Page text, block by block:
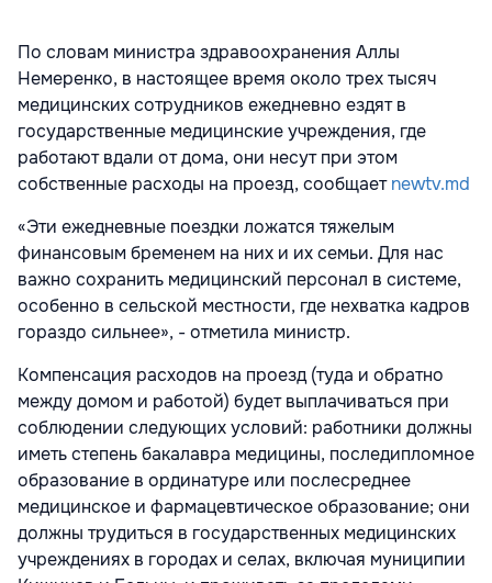
По словам министра здравоохранения Аллы
Немеренко, в настоящее время около трех тысяч
медицинских сотрудников ежедневно ездят в
государственные медицинские учреждения, где
работают вдали от дома, они несут при этом
собственные расходы на проезд, сообщаетnewtv.md
«Эти ежедневные поездки ложатся тяжелым
финансовым бременем на них и их семьи. Для нас
важно сохранить медицинский персонал в системе,
особенно в сельской местности, где нехватка кадров
гораздо сильнее», - отметила министр.
Компенсация расходов на проезд (туда и обратно
между домом и работой) будет выплачиваться при
соблюдении следующих условий: работники должны
иметь степень бакалавра медицины, последипломное
образование в ординатуре или послесреднее
медицинское и фармацевтическое образование; они
должны трудиться в государственных медицинских
учреждениях в городах и селах, включая муниципии